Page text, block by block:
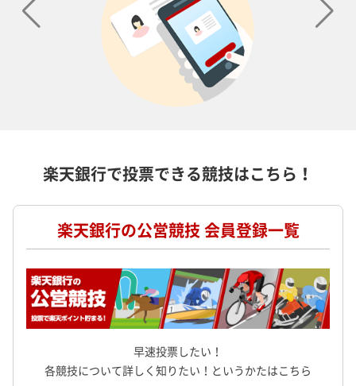
楽天銀行で投票できる競技はこちら！
楽天銀行の公営競技 会員登録一覧
早速投票したい！
各競技について詳しく知りたい！というかたはこちら